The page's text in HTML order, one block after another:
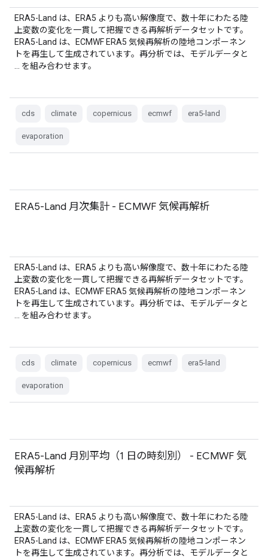
ERA5-Land は、ERA5 よりも高い解像度で、数十年にわたる陸
上変数の変化を一貫して把握できる再解析データセットです。
ERA5-Land は、ECMWF ERA5 気候再解析の陸地コンポーネン
トを再生して生成されています。再分析では、モデルデータと
… を組み合わせます。
cds climate copernicus ecmwf era5-land
evaporation
ERA5-Land 月次集計 - ECMWF 気候再解析
ERA5-Land は、ERA5 よりも高い解像度で、数十年にわたる陸
上変数の変化を一貫して把握できる再解析データセットです。
ERA5-Land は、ECMWF ERA5 気候再解析の陸地コンポーネン
トを再生して生成されています。再分析では、モデルデータと
… を組み合わせます。
cds climate copernicus ecmwf era5-land
evaporation
ERA5-Land 月別平均（1 日の時刻別） - ECMWF 気
候再解析
ERA5-Land は、ERA5 よりも高い解像度で、数十年にわたる陸
上変数の変化を一貫して把握できる再解析データセットです。
ERA5-Land は、ECMWF ERA5 気候再解析の陸地コンポーネン
トを再生して生成されています。再分析では、モデルデータと